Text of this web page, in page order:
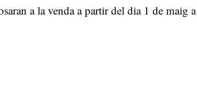
a la venda a partir del dia 1 de maig a